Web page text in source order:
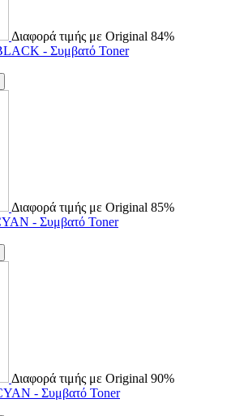
Διαφορά τιμής με Original 84%
- Συμβατό Toner
Διαφορά τιμής με Original 85%
- Συμβατό Toner
Διαφορά τιμής με Original 90%
- Συμβατό Toner